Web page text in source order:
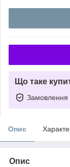
Що таке
Замовлення
Опис
Опис